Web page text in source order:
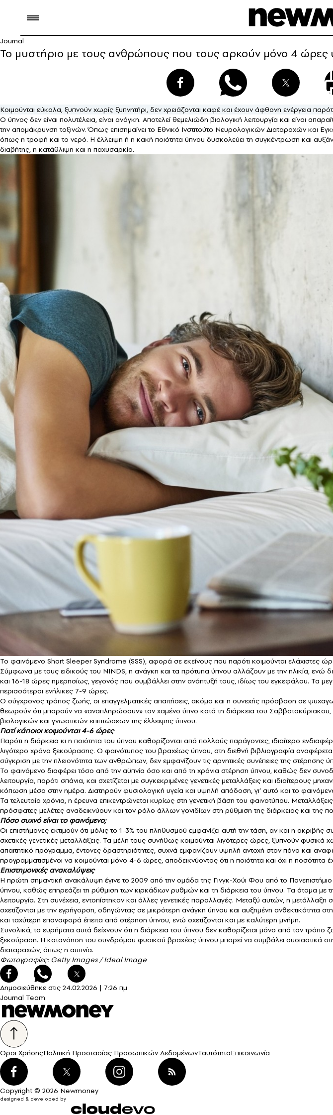
Journal
Το μυστήριο με τους ανθρώπους που τους αρκούν μόνο 4 ώρες
Κοιμούνται εύκολα, ξυπνούν χωρίς ξυπνητήρι, δεν χρειάζονται καφέ και έχουν άφθονη ενέργεια
Ο ύπνος δεν είναι πολυτέλεια, είναι ανάγκη. Αποτελεί θεμελιώδη βιολογική λειτουργία και είναι
την απομάκρυνση τοξινών. Όπως επισημαίνει το Εθνικό Ινστιτούτο Νευρολογικών Διαταραχών και
όπως η τροφή και το νερό. Η έλλειψη ή η κακή ποιότητα ύπνου δυσκολεύει τη συγκέντρωση και
διαβήτης, η κατάθλιψη και η παχυσαρκία.
To φαινόμενο Short Sleeper Syndrome (SSS), αφορά σε εκείνους που παρότι κοιμούνται ελάχιστες
Σύμφωνα με τους ειδικούς του NINDS, η ανάγκη και τα πρότυπα ύπνου αλλάζουν με την ηλικία, ενώ
και 16-18 ώρες ημερησίως, γεγονός που συμβάλλει στην ανάπτυξή τους, ιδίως του εγκεφάλου. Τα
περισσότεροι ενήλικες 7-9 ώρες.
Ο σύγχρονος τρόπος ζωής, οι επαγγελματικές απαιτήσεις, ακόμα και η συνεχής πρόσβαση σε
θεωρούν ότι μπορούν να «αναπληρώσουν» τον χαμένο ύπνο κατά τη διάρκεια του
βιολογικών και γνωστικών επιπτώσεων της έλλειψης ύπνου.
Γιατί κάποιοι κοιμούνται 4-6 ώρες
Παρότι η διάρκεια κι η ποιότητα του ύπνου καθορίζονται από πολλούς παράγοντες, ιδιαίτερο
λιγότερο χρόνο ξεκούρασης. Ο φαινότυπος του βραχέως ύπνου, στη διεθνή βιβλιογραφία
σύγκριση με την πλειονότητα των ανθρώπων, δεν εμφανίζουν τις αρνητικές συνέπειες της στέρησης
Το φαινόμενο διαφέρει τόσο από την αϋπνία όσο και από τη χρόνια στέρηση ύπνου, καθώς δεν
λειτουργία, παρότι σπάνια, και σχετίζεται με συγκεκριμένες γενετικές μεταλλάξεις και
κόπωση μέσα στην ημέρα. Διατηρούν φυσιολογική υγεία και υψηλή απόδοση, γι’ αυτό και το
Τα τελευταία χρόνια, η έρευνα επικεντρώνεται κυρίως στη γενετική βάση του φαινοτύπου.
πρόσφατες μελέτες αναδεικνύουν και τον ρόλο άλλων γονιδίων στη ρύθμιση της διάρκειας και της
Πόσο συχνό είναι το φαινόμενο;
Οι επιστήμονες εκτιμούν ότι μόλις το 1-3% του πληθυσμού εμφανίζει αυτή την τάση, αν και η
σχετικές γενετικές μεταλλάξεις. Τα μέλη τους συνήθως κοιμούνται λιγότερες ώρες, ξυπνούν
απαιτητικό πρόγραμμα, έντονες δραστηριότητες, συχνά εμφανίζουν υψηλή αντοχή στον πόνο και
προγραμματισμένοι να κοιμούνται μόνο 4-6 ώρες, αποδεικνύοντας ότι η ποιότητα και όχι η ποσότητα
Επιστημονικές ανακαλύψεις
Η πρώτη σημαντική ανακάλυψη έγινε το 2009 από την ομάδα της Γινγκ-Χούι Φου από το Πανεπιστήμιο
ύπνου, καθώς επηρεάζει τη ρύθμιση των κιρκάδιων ρυθμών και τη διάρκεια του ύπνου. Τα άτομα με
λειτουργία. Στη συνέχεια, εντοπίστηκαν και άλλες γενετικές παραλλαγές. Μεταξύ αυτών, η
σχετίζονται με την εγρήγορση, οδηγώντας σε μικρότερη ανάγκη ύπνου και αυξημένη ανθεκτικότητα
και ταχύτερη επαναφορά έπειτα από στέρηση ύπνου, ενώ σχετίζονται και με καλύτερη μνήμη.
Συνολικά, τα ευρήματα αυτά δείχνουν ότι η διάρκεια του ύπνου δεν καθορίζεται μόνο από τον
ξεκούραση. Η κατανόηση του συνδρόμου φυσικού βραχέος ύπνου μπορεί να συμβάλει ουσιαστικά
διαταραχών, όπως η αϋπνία.
Φωτογραφίες: Getty Images / Ideal Image
Δημοσιεύθηκε στις 24.02.2026 | 7:26 πμ
Journal Team
Όροι ΧρήσηςΠολιτική Προστασίας Προσωπικών ΔεδομένωνΤαυτότηταΕπικοινωνία
Copyright © 2026 Newmoney
designed & developed by